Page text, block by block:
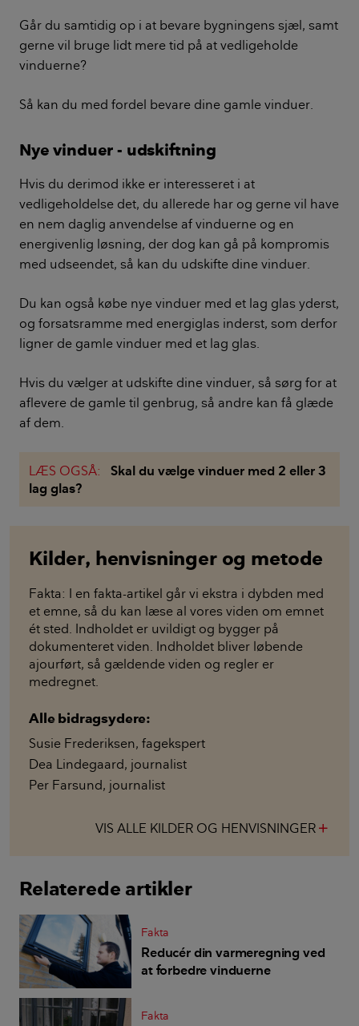
Går du samtidig op i at bevare bygningens sjæl, samt
gerne vil bruge lidt mere tid på at vedligeholde
vinduerne?
Så kan du med fordel bevare dine gamle vinduer.
Nye vinduer - udskiftning
Hvis du derimod ikke er interesseret i at
vedligeholdelse det, du allerede har og gerne vil have
en nem daglig anvendelse af vinduerne og en
energivenlig løsning, der dog kan gå på kompromis
med udseendet, så kan du udskifte dine vinduer.
Du kan også købe nye vinduer med et lag glas yderst,
og forsatsramme med energiglas inderst, som derfor
ligner de gamle vinduer med et lag glas.
Hvis du vælger at udskifte dine vinduer, så sørg for at
aflevere de gamle til genbrug, så andre kan få glæde
af dem.
LÆS OGSÅ:
Skal du vælge vinduer med 2 eller 3
lag glas?
Kilder, henvisninger og metode
Fakta: I en fakta-artikel går vi ekstra i dybden med
et emne, så du kan læse al vores viden om emnet
ét sted. Indholdet er uvildigt og bygger på
dokumenteret viden. Indholdet bliver løbende
ajourført, så gældende viden og regler er
medregnet.
Alle bidragsydere:
Susie Frederiksen, fagekspert
Dea Lindegaard, journalist
Per Farsund, journalist
VIS ALLE KILDER OG HENVISNINGER
Relaterede artikler
Fakta
Reducér din varmeregning ved
at forbedre vinduerne
Fakta